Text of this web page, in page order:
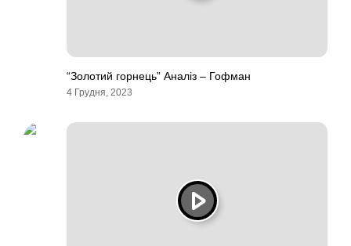
“Золотий горнець” Аналіз – Гофман
4 Грудня, 2023